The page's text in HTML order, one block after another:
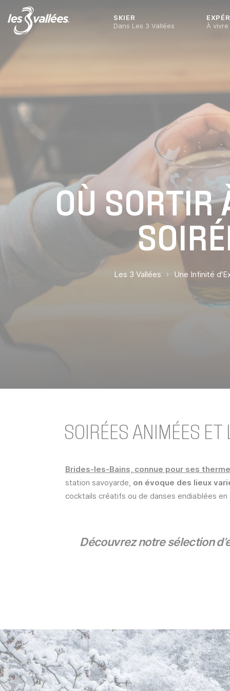
SKIER
Dans Les 3 Vallées
À vivre
OÙ SORTIR
Les 3 Vallées Une Infinité
SOIRÉES ANIMÉES
Brides-les-Bains, connue pour ses
station savoyarde, on évoque des lieux
cocktails créatifs ou de danses endiablées
Découvrez notre sélection